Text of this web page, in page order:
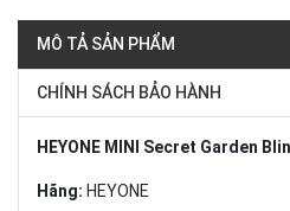
MÔ TẢ SẢN PHẨM
CHÍNH SÁCH BẢO HÀNH
HEYONE MINI Secret Garden
Hãng: HEYONE